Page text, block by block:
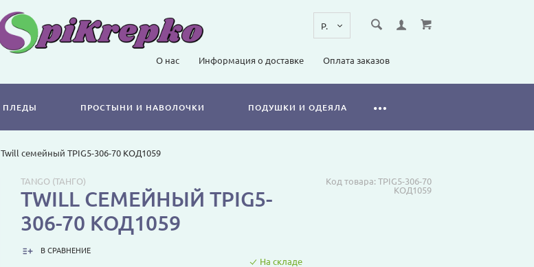
О нас Информация о доставке Оплата заказов
ПЛЕДЫ ПРОСТЫНИ И НАВОЛОЧКИ ПОДУШКИ И ОДЕЯЛА
Twill семейный TPIG5-306-70 КОД1059
Код товара: TPIG5-306-70
КОД1059
TANGO (ТАНГО)
TWILL СЕМЕЙНЫЙ TPIG5-
306-70 КОД1059
В СРАВНЕНИЕ
На складе